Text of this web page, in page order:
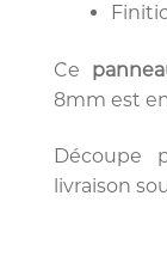
Ce
8mm est
Découpe
livraison